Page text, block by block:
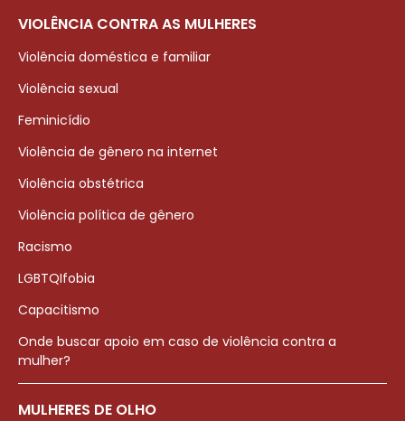
VIOLÊNCIA CONTRA AS MULHERES
Violência doméstica e familiar
Violência sexual
Feminicídio
Violência de gênero na internet
Violência obstétrica
Violência política de gênero
Racismo
LGBTQIfobia
Capacitismo
Onde buscar apoio em caso de violência contra a
mulher?
MULHERES DE OLHO